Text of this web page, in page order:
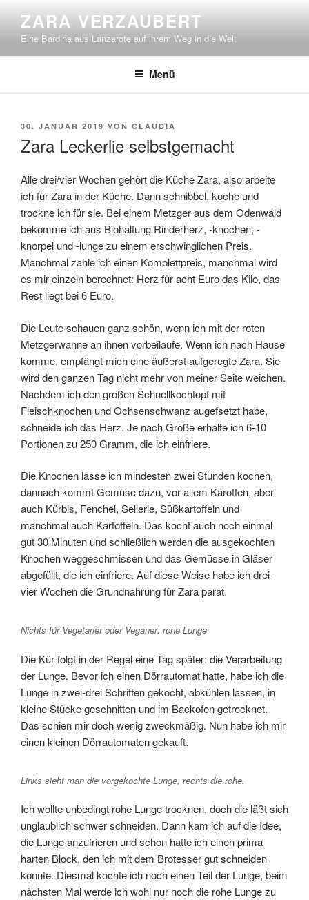
Inhalt
springen
ZARA VERZAUBERT
Eine Bardina aus Lanzarote auf ihrem Weg in die Welt
Menü
VERÖFFENTLICHT
30. JANUAR 2019 VON CLAUDIA
Zara Leckerlie selbstgemacht
Alle drei/vier Wochen gehört die Küche Zara, also arbeite
ich für Zara in der Küche. Dann schnibbel, koche und
trockne ich für sie. Bei einem Metzger aus dem Odenwald
bekomme ich aus Biohaltung Rinderherz, -knochen, -
knorpel und -lunge zu einem erschwinglichen Preis.
Manchmal zahle ich einen Komplettpreis, manchmal wird
es mir einzeln berechnet: Herz für acht Euro das Kilo, das
Rest liegt bei 6 Euro.
Die Leute schauen ganz schön, wenn ich mit der roten
Metzgerwanne an ihnen vorbeilaufe. Wenn ich nach Hause
komme, empfängt mich eine äußerst aufgeregte Zara. Sie
wird den ganzen Tag nicht mehr von meiner Seite weichen.
Nachdem ich den großen Schnellkochtopf mit
Fleischknochen und Ochsenschwanz augefsetzt habe,
schneide ich das Herz. Je nach Größe erhalte ich 6-10
Portionen zu 250 Gramm, die ich einfriere.
Die Knochen lasse ich mindesten zwei Stunden kochen,
dannach kommt Gemüse dazu, vor allem Karotten, aber
auch Kürbis, Fenchel, Sellerie, Süßkartoffeln und
manchmal auch Kartoffeln. Das kocht auch noch einmal
gut 30 Minuten und schließlich werden die ausgekochten
Knochen weggeschmissen und das Gemüsse in Gläser
abgefüllt, die ich einfriere. Auf diese Weise habe ich drei-
vier Wochen die Grundnahrung für Zara parat.
Nichts für Vegetarier oder Veganer: rohe Lunge
Die Kür folgt in der Regel eine Tag später: die Verarbeitung
der Lunge. Bevor ich einen Dörrautomat hatte, habe ich die
Lunge in zwei-drei Schritten gekocht, abkühlen lassen, in
kleine Stücke geschnitten und im Backofen getrocknet.
Das schien mir doch wenig zweckmäßig. Nun habe ich mir
einen kleinen Dörrautomaten gekauft.
Links sieht man die vorgekochte Lunge, rechts die rohe.
Ich wollte unbedingt rohe Lunge trocknen, doch die läßt sich
unglaublich schwer schneiden. Dann kam ich auf die Idee,
die Lunge anzufrieren und schon hatte ich einen prima
harten Block, den ich mit dem Brotesser gut schneiden
konnte. Diesmal kochte ich noch einen Teil der Lunge, beim
nächsten Mal werde ich wohl nur noch die rohe Lunge zu